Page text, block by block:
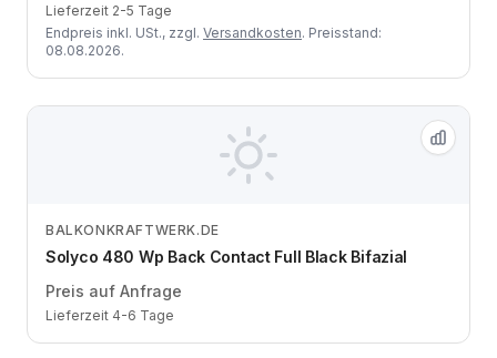
Lieferzeit 2-5 Tage
Endpreis inkl. USt., zzgl. Versandkosten. Preisstand:
08.08.2026.
Zum Angebot
BALKONKRAFTWERK.DE
Solyco 480 Wp Back Contact Full Black Bifazial
Preis auf Anfrage
Lieferzeit 4-6 Tage